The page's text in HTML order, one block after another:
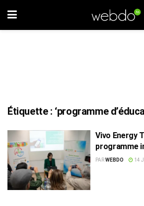
Étiquette : ‘programme
Vivo Energy
programme
sensibiliser
PARWEBDO 14